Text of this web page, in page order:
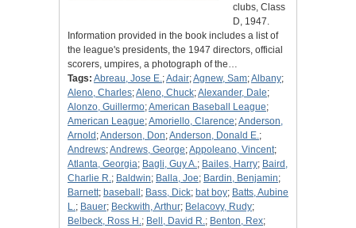
clubs, Class
D, 1947.
Information provided in the book includes a list of
the league's presidents, the 1947 directors, official
scorers, umpires, a photograph of the…
Tags: Abreau, Jose E.;Adair;Agnew, Sam;Albany;
Aleno, Charles;Aleno, Chuck;Alexander, Dale;
Alonzo, Guillermo;American Baseball League;
American League;Amoriello, Clarence;Anderson,
Arnold ;Anderson, Don;Anderson, Donald E.;
Andrews;Andrews, George;Appoleano, Vincent;
Atlanta, Georgia; Bagli, Guy A.; Bailes, Harry; Baird,
Charlie R.; Baldwin; Balla, Joe; Bardin, Benjamin;
Barnett; baseball ; Bass, Dick; bat boy; Batts, Aubine
L.; Bauer; Beckwith, Arthur; Belacovy, Rudy;
Belbeck, Ross H.; Bell, David R.; Benton, Rex;